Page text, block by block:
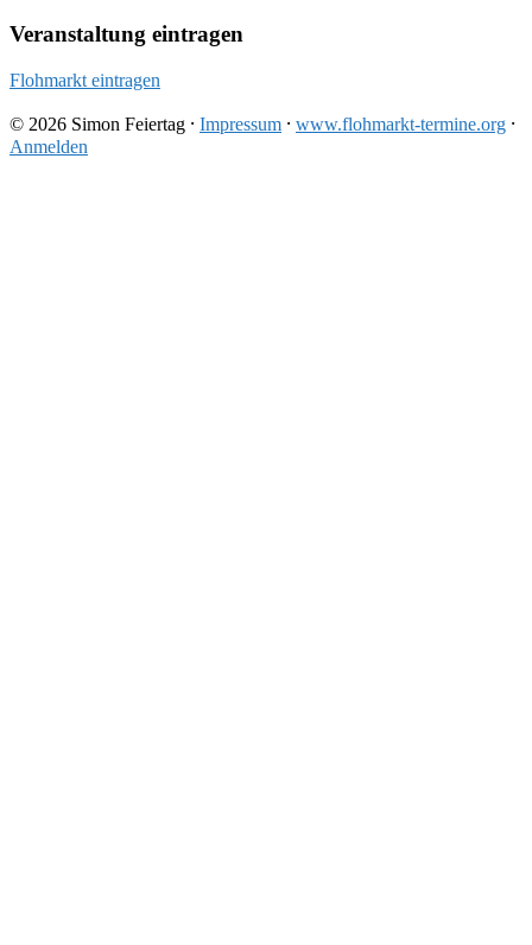
Veranstaltung eintragen
Flohmarkt eintragen
© 2026 Simon Feiertag ⸱ Impressum ⸱ www.flohmarkt-termine.org ⸱
Anmelden